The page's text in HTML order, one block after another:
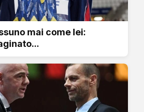
mai come lei: